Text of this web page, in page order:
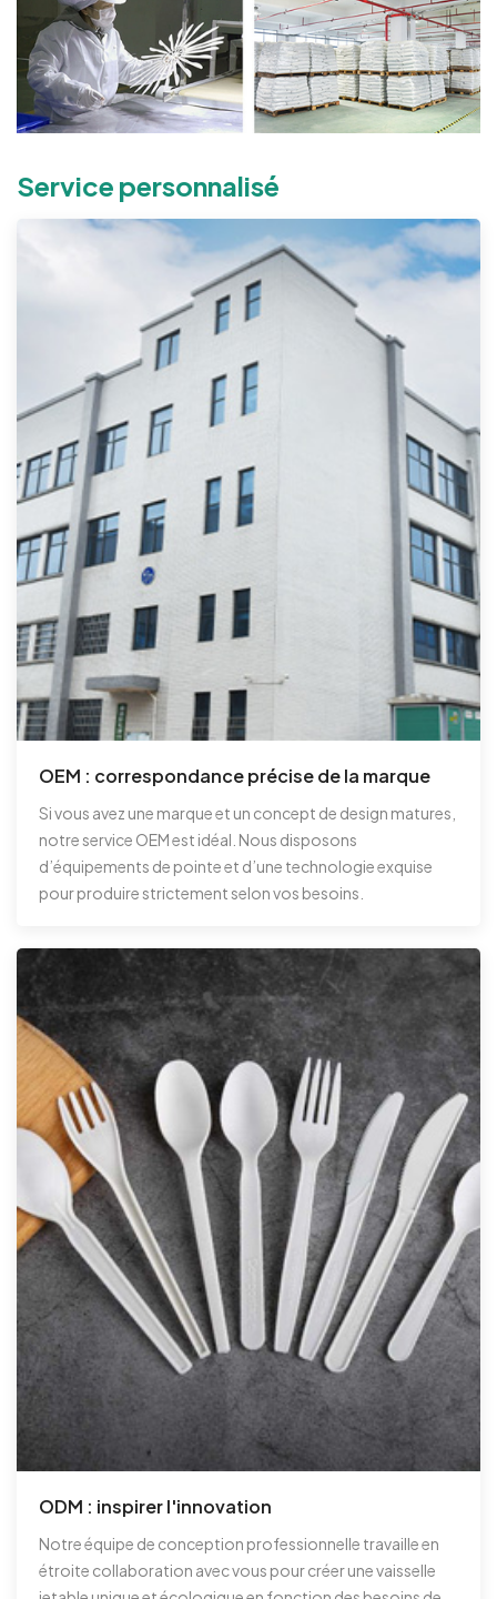
Service personnalisé
OEM : correspondance précise de la marque
Si vous avez une marque et un concept de design matures,
notre service OEM est idéal. Nous disposons
d’équipements de pointe et d’une technologie exquise
pour produire strictement selon vos besoins.
ODM : inspirer l'innovation
Notre équipe de conception professionnelle travaille en
étroite collaboration avec vous pour créer une vaisselle